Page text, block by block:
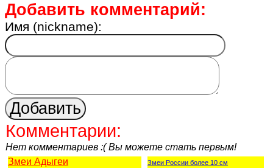
Добавить комментарий:
Имя (nickname):
Комментарии:
Нет комментариев :( Вы можете стать первым!
Змеи Адыгеи
Змеи России более 10 см